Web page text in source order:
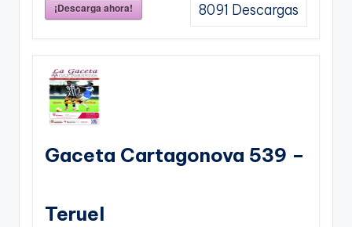
¡Descarga ahora! 8091 Descargas
Gaceta Cartagonova 539 –
Teruel